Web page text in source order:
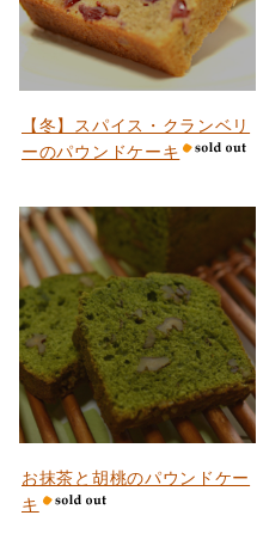
【冬】スパイス・クランベリ
ーのパウンドケーキ
お抹茶と胡桃のパウンドケー
キ